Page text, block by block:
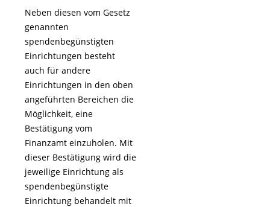
Neben diesen vom Gesetz
genannten
spendenbegünstigten
Einrichtungen besteht
auch für andere
Einrichtungen in den oben
angeführten Bereichen die
Möglichkeit, eine
Bestätigung vom
Finanzamt einzuholen. Mit
dieser Bestätigung wird die
jeweilige Einrichtung als
spendenbegünstigte
Einrichtung behandelt mit